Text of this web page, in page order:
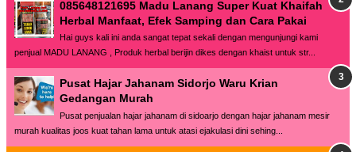
085648121695 Madu Lanang Super Kuat Khaifah
Herbal Manfaat, Efek Samping dan Cara Pakai
Hai guys kali ini anda sangat tepat sekali dengan mengunjungi kami
penjual MADU LANANG , Produk herbal berijin dikes dengan khaist untuk str...
Pusat Hajar Jahanam Sidorjo Waru Krian
Gedangan Murah
Pusat penjualan hajar jahanam di sidoarjo dengan hajar jahanam mesir
murah kualitas joos kuat tahan lama untuk atasi ejakulasi dini sehing...